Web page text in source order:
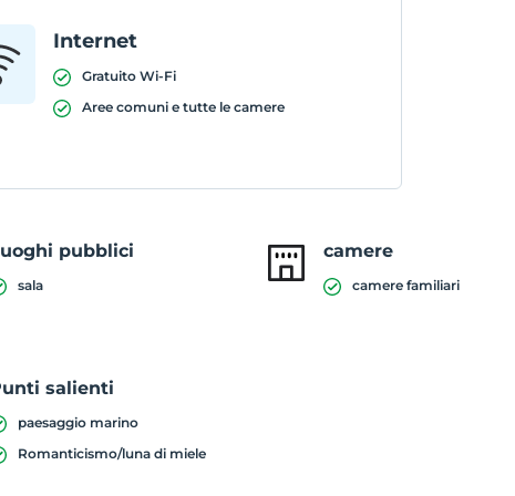
Internet
Gratuito Wi-Fi
Aree comuni e tutte le camere
pubblici
sala
camere
camere familiari
salienti
paesaggio marino
Romanticismo/luna di miele